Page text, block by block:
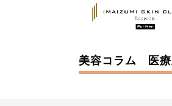
美容コラム 医